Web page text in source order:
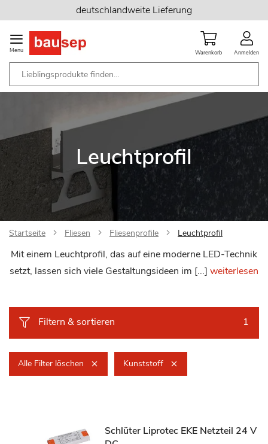
Inhalt
springen
deutschlandweite Lieferung
Menu Warenkorb Anmelden
Leuchtprofil
Startseite Fliesen Fliesenprofile Leuchtprofil
Mit einem Leuchtprofil, das auf eine moderne LED-Technik
setzt, lassen sich viele Gestaltungsideen im [...] weiterlesen
Filtern & sortieren 1
Alle Filter löschen Kunststoff
Schlüter Liprotec EKE Netzteil 24 V